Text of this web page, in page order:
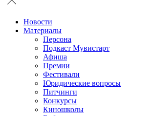
Новости
Материалы
Персона
Подкаст Мувистарт
Афиша
Премии
Фестивали
Юридические вопросы
Питчинги
Конкурсы
Киношколы